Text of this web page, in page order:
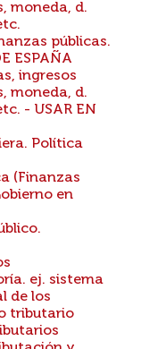
moneda, d.
públicas.
ESPAÑA
ingresos
moneda, d.
- USAR EN
Política
(Finanzas
en
ej. sistema
de los
tributario